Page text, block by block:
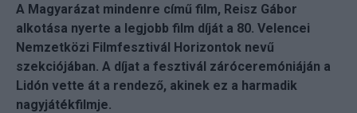
A Magyarázat mindenre című film, Reisz Gábor
alkotása nyerte a legjobb film díját a 80. Velencei
Nemzetközi Filmfesztivál Horizontok nevű
szekciójában. A díjat a fesztivál záróceremóniáján a
Lidón vette át a rendező, akinek ez a harmadik
nagyjátékfilmje.